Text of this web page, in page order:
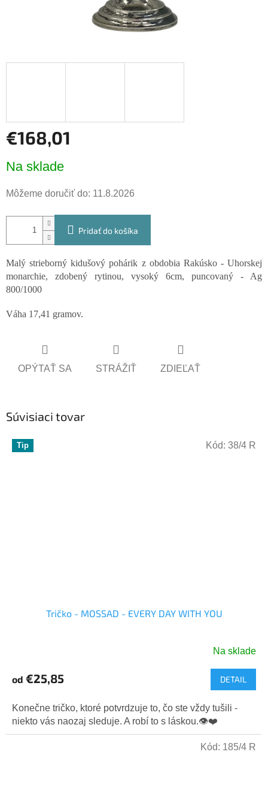
€168,01
cena:
Na sklade
Môžeme doručiť do: 11.8.2026
Pridať do košíka
Malý strieborný kidušový pohárik z obdobia Rakúsko - Uhorskej
monarchie, zdobený rytinou, vysoký 6cm, puncovaný - Ag
800/1000
Váha 17,41 gramov.
OPÝTAŤ SA STRÁŽIŤ ZDIEĽAŤ
Súvisiaci tovar
Tip
Tričko - MOSSAD - EVERY DAY WITH YOU
produktu
5,0
z
5
Na sklade
od €25,85 DETAIL
Konečne tričko, ktoré potvrdzuje to, čo ste vždy tušili -
niekto vás naozaj sleduje. A robí to s láskou.👁️❤️
Kód: 38/4 R
Kód: 185/4 R